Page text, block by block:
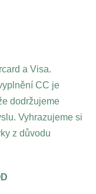
a Visa.
CC je
dodržujeme
Vyhrazujeme si
z důvodu